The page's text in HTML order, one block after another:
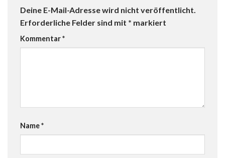
Deine E-Mail-Adresse wird nicht veröffentlicht.
Erforderliche Felder sind mit * markiert
Kommentar*
Name*